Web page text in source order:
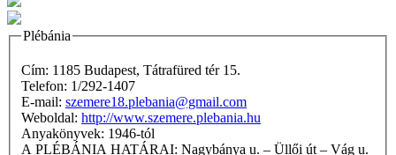
Plébánia
Cím: 1185 Budapest, Tátrafüred tér 15.
Telefon: 1/292-1407
E-mail: szemere18.plebania@gmail.com
Weboldal: http://www.szemere.plebania.hu
Anyakönyvek: 1946-tól
A PLÉBÁNIA HATÁRAI: Nagybánya u. – Üllői út – Vág u.